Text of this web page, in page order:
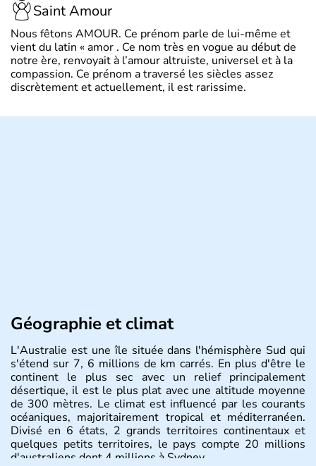
Saint Amour
Nous fêtons AMOUR. Ce prénom parle de lui-même et
vient du latin « amor . Ce nom très en vogue au début de
notre ère, renvoyait à l’amour altruiste, universel et à la
compassion. Ce prénom a traversé les siècles assez
discrètement et actuellement, il est rarissime.
Géographie et climat
L'Australie est une île située dans l'hémisphère Sud qui
s'étend sur 7, 6 millions de km carrés. En plus d'être le
continent le plus sec avec un relief principalement
désertique, il est le plus plat avec une altitude moyenne
de 300 mètres. Le climat est influencé par les courants
océaniques, majoritairement tropical et méditerranéen.
Divisé en 6 états, 2 grands territoires continentaux et
quelques petits territoires, le pays compte 20 millions
d'australiens dont 4 millions à Sydney.